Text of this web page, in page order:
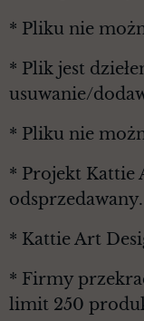
* Pliku nie
* Plik jest
usuwanie/
* Pliku nie
* Projekt Kattie
odsprzedawany.
* Kattie Art
* Firmy
limit 250